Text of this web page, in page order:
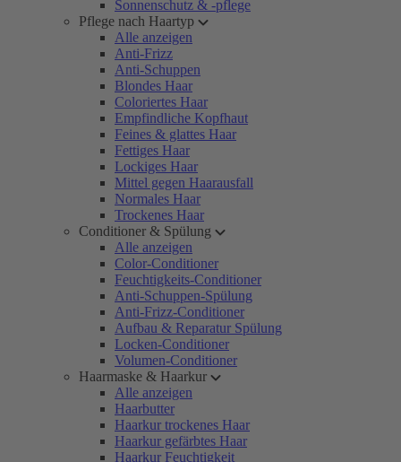
Sonnenschutz & -pflege
Pflege nach Haartyp
Alle anzeigen
Anti-Frizz
Anti-Schuppen
Blondes Haar
Coloriertes Haar
Empfindliche Kopfhaut
Feines & glattes Haar
Fettiges Haar
Lockiges Haar
Mittel gegen Haarausfall
Normales Haar
Trockenes Haar
Conditioner & Spülung
Alle anzeigen
Color-Conditioner
Feuchtigkeits-Conditioner
Anti-Schuppen-Spülung
Anti-Frizz-Conditioner
Aufbau & Reparatur Spülung
Locken-Conditioner
Volumen-Conditioner
Haarmaske & Haarkur
Alle anzeigen
Haarbutter
Haarkur trockenes Haar
Haarkur gefärbtes Haar
Haarkur Feuchtigkeit